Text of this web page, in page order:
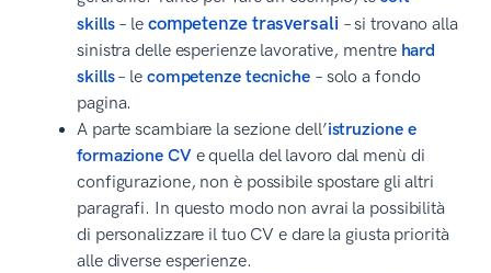
skills– le competenze trasversali – si trovano alla
sinistra delle esperienze lavorative, mentre hard
skills– le competenze tecniche– solo a fondo
pagina.
A parte scambiare la sezione dell’istruzione e
formazione CVe quella del lavoro dal menù di
configurazione, non è possibile spostare gli altri
paragrafi. In questo modo non avrai la possibilità
di personalizzare il tuo CV e dare la giusta priorità
alle diverse esperienze.